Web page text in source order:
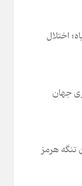
اختلال
جهان